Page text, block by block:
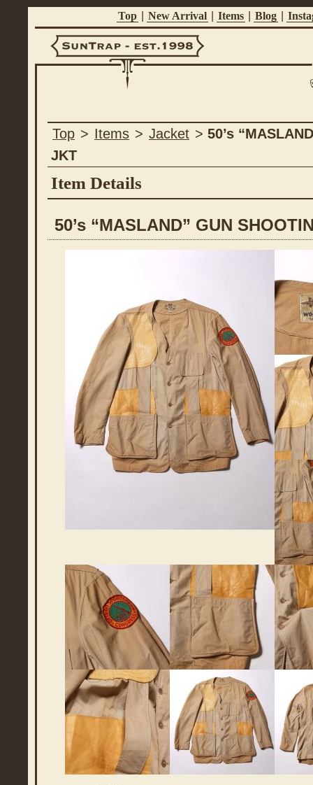
Top New Arrival Items Blog
Est.1998
Top > Items > Jacket > 50’s
JKT
Item Details
50’s “MASLAND” GUN